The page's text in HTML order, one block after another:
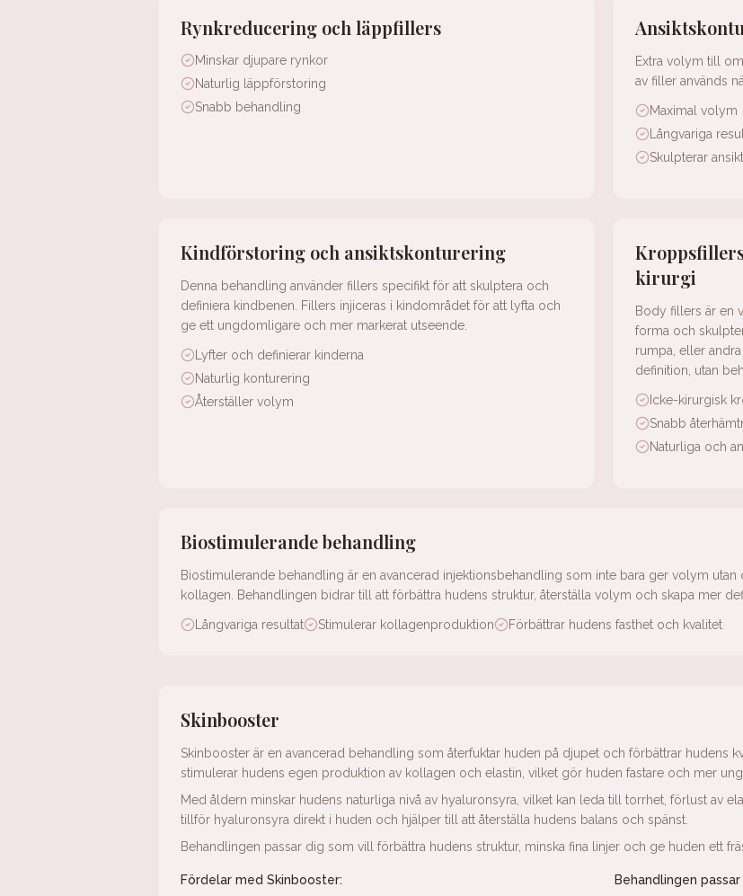
Rynkreducering och läppfillers
Minskar djupare rynkor
Naturlig läppförstoring
Snabb behandling
Extra volym till
av filler används
Maximal volym
Långvariga
Skulpterar
Kindförstoring och ansiktskonturering
Denna behandling använder fillers specifikt för att skulptera och
definiera kindbenen. Fillers injiceras i kindområdet för att lyfta och
ge ett ungdomligare och mer markerat utseende.
Lyfter och definierar kinderna
Naturlig konturering
Återställer volym
kirurgi
Body fillers är en
forma och
rumpa, eller
definition, utan
Icke-kirurgisk
Snabb
Naturliga och
Biostimulerande behandling
Biostimulerande behandling är en avancerad injektionsbehandling som inte bara ger volym
kollagen. Behandlingen bidrar till att förbättra hudens struktur, återställa volym och skapa mer
Långvariga resultat Stimulerar kollagenproduktion Förbättrar hudens fasthet och kvalitet
Skinbooster
Skinbooster är en avancerad behandling som återfuktar huden på djupet och förbättrar hudens
stimulerar hudens egen produktion av kollagen och elastin, vilket gör huden fastare och mer
Med åldern minskar hudens naturliga nivå av hyaluronsyra, vilket kan leda till torrhet, förlust av
tillför hyaluronsyra direkt i huden och hjälper till att återställa hudens balans och spänst.
Behandlingen passar dig som vill förbättra hudens struktur, minska fina linjer och ge huden ett
Fördelar med Skinbooster:
Behandlingen